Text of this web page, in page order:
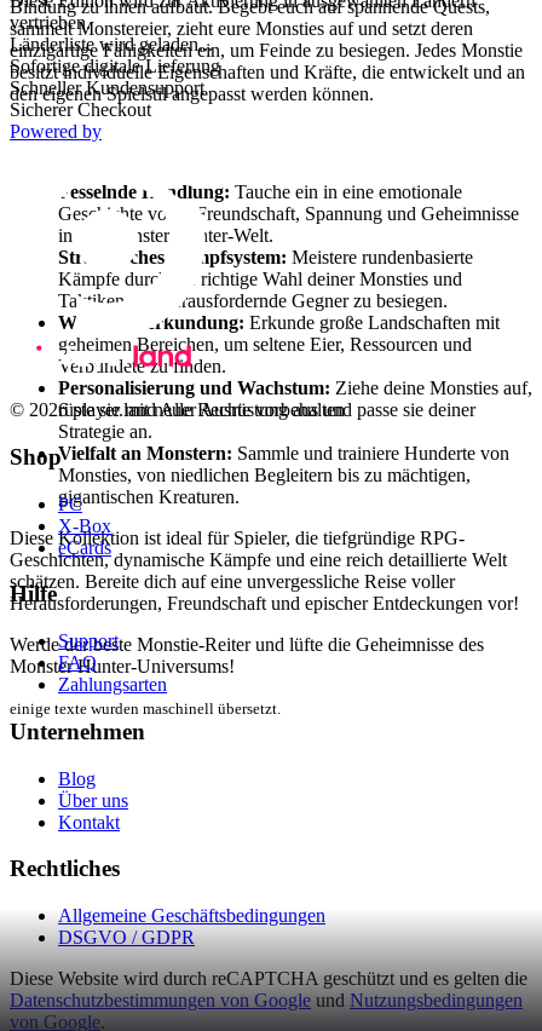
Bindung zu ihnen aufbaut. Begebt euch auf spannende Quests,
sammelt Monstereier, zieht eure Monsties auf und setzt deren
einzigartige Fähigkeiten ein, um Feinde zu besiegen. Jedes Monstie
besitzt individuelle Eigenschaften und Kräfte, die entwickelt und an
den eigenen Spielstil angepasst werden können.
Hauptmerkmale
Fesselnde Handlung: Tauche ein in eine emotionale
Geschichte voller Freundschaft, Spannung und Geheimnisse
in der Monster Hunter-Welt.
Strategisches Kampfsystem: Meistere rundenbasierte
Kämpfe durch die richtige Wahl deiner Monsties und
Taktiken, um herausfordernde Gegner zu besiegen.
Weite Welterkundung: Erkunde große Landschaften mit
geheimen Bereichen, um seltene Eier, Ressourcen und
Verbündete zu finden.
Personalisierung und Wachstum: Ziehe deine Monsties auf,
rüste sie mit neuer Ausrüstung aus und passe sie deiner
Strategie an.
Vielfalt an Monstern: Sammle und trainiere Hunderte von
Monsties, von niedlichen Begleitern bis zu mächtigen,
gigantischen Kreaturen.
Diese Kollektion ist ideal für Spieler, die tiefgründige RPG-
Geschichten, dynamische Kämpfe und eine reich detaillierte Welt
schätzen. Bereite dich auf eine unvergessliche Reise voller
Herausforderungen, Freundschaft und epischer Entdeckungen vor!
Werde der beste Monstie-Reiter und lüfte die Geheimnisse des
Monster Hunter-Universums!
einige texte wurden maschinell übersetzt.
vertrieben.
Länderliste wird geladen...
Sofortige digitale Lieferung
Schneller Kundensupport
Sicherer Checkout
Powered by
© 2026 player.land Alle Rechte vorbehalten
Shop
PC
X-Box
eCards
Hilfe
Support
FAQ
Zahlungsarten
Unternehmen
Blog
Über uns
Kontakt
Rechtliches
Allgemeine Geschäftsbedingungen
DSGVO / GDPR
Diese Website wird durch reCAPTCHA geschützt und es gelten die
Datenschutzbestimmungen von Google und Nutzungsbedingungen
von Google.